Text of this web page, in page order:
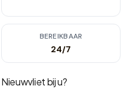
BEREIKBAAR
24/7
Nieuwvlietbij u?